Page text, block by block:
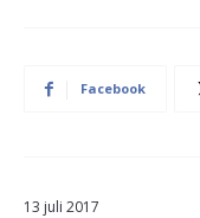
Facebook
13 juli 2017